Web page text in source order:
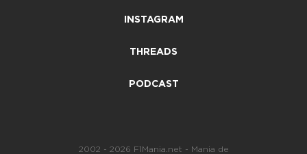
INSTAGRAM
THREADS
PODCAST
2002 - 2026 F1Mania.net - Mania de